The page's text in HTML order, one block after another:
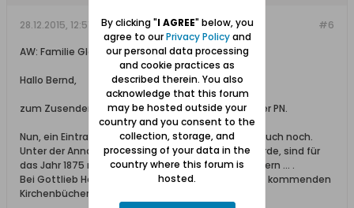
#6
28.12.2015, 12:51
AW: Familie Glogau / Schlicht
Hallo Bernd,
zum Zusenden bitte ich um deine Mail-Adresse per PN.
Nun, ein Eintrag für Franz Glogau findet sich wohl auch noch.
Unter der Annahme, dass er in Danzig geboren wurde, sind für
das Jahr 1875 maximal 3920 Einträge durchzublättern ... .
Bei Gottlieb Heinrich Schlicht müssten die in Frage kommenden
Kirchenbücher durchgeflöht werden ... .
By clicking "I AGREE" below, you
agree to ourPrivacy Policyand
our personal data processing
and cookie practices as
described therein. You also
acknowledge that this forum
may be hosted outside your
country and you consent to the
collection, storage, and
processing of your data in the
country where this forum is
hosted.